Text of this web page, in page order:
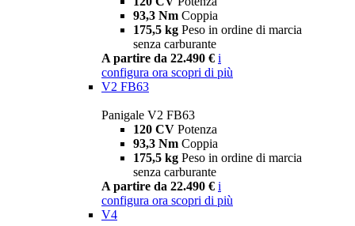
93,3 Nm Coppia
175,5 kg Peso in ordine di marcia
senza carburante
A partire da 22.490 € i
configura ora scopri di più
V2 FB63
Panigale V2 FB63
120 CV Potenza
93,3 Nm Coppia
175,5 kg Peso in ordine di marcia
senza carburante
A partire da 22.490 € i
configura ora scopri di più
V4